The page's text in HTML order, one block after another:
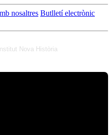
nosaltres Butlletí electrònic
Nova Història